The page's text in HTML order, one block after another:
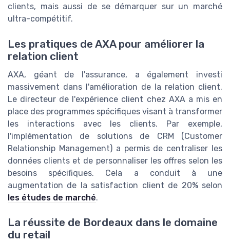
clients, mais aussi de se démarquer sur un marché
ultra-compétitif.
Les pratiques de AXA pour améliorer la
relation client
AXA, géant de l'assurance, a également investi
massivement dans l'amélioration de la relation client.
Le directeur de l'expérience client chez AXA a mis en
place des programmes spécifiques visant à transformer
les interactions avec les clients. Par exemple,
l'implémentation de solutions de CRM (Customer
Relationship Management) a permis de centraliser les
données clients et de personnaliser les offres selon les
besoins spécifiques. Cela a conduit à une
augmentation de la satisfaction client de 20% selon
les études de marché.
La réussite de Bordeaux dans le domaine
du retail